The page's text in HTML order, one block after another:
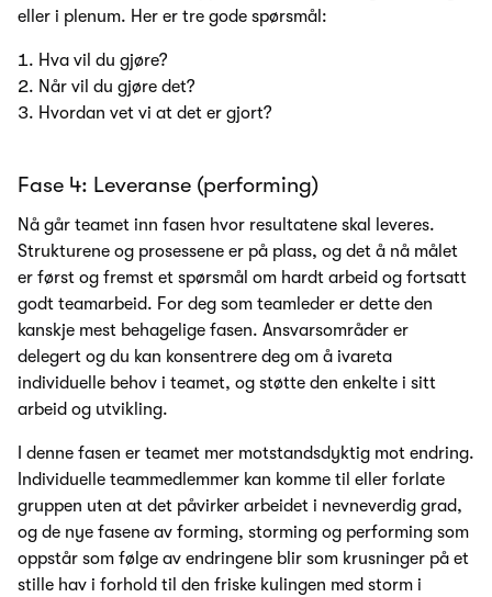
eller i plenum. Her er tre gode spørsmål:
Hva vil du gjøre?
Når vil du gjøre det?
Hvordan vet vi at det er gjort?
Fase 4: Leveranse (performing)
Nå går teamet inn fasen hvor resultatene skal leveres.
Strukturene og prosessene er på plass, og det å nå målet
er først og fremst et spørsmål om hardt arbeid og fortsatt
godt teamarbeid. For deg som teamleder er dette den
kanskje mest behagelige fasen. Ansvarsområder er
delegert og du kan konsentrere deg om å ivareta
individuelle behov i teamet, og støtte den enkelte i sitt
arbeid og utvikling.
I denne fasen er teamet mer motstandsdyktig mot endring.
Individuelle teammedlemmer kan komme til eller forlate
gruppen uten at det påvirker arbeidet i nevneverdig grad,
og de nye fasene av forming, storming og performing som
oppstår som følge av endringene blir som krusninger på et
stille hav i forhold til den friske kulingen med storm i